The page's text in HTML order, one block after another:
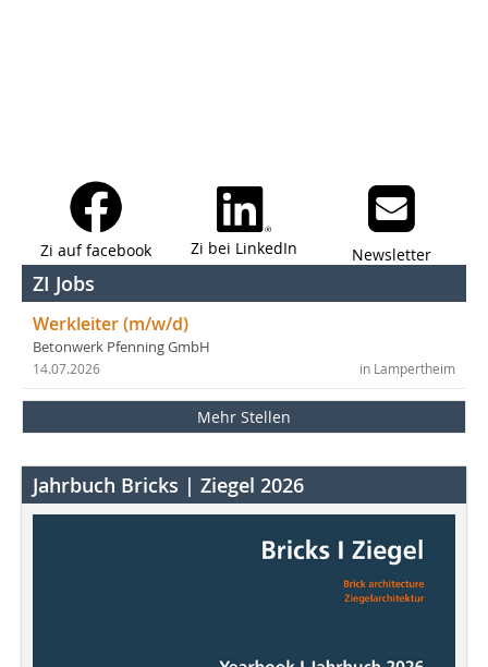
Zi auf facebook Zi bei LinkedIn Newsletter
ZI Jobs
Werkleiter (m/w/d)
Betonwerk Pfenning GmbH
in Lampertheim
14.07.2026
Mehr Stellen
Jahrbuch Bricks | Ziegel 2026